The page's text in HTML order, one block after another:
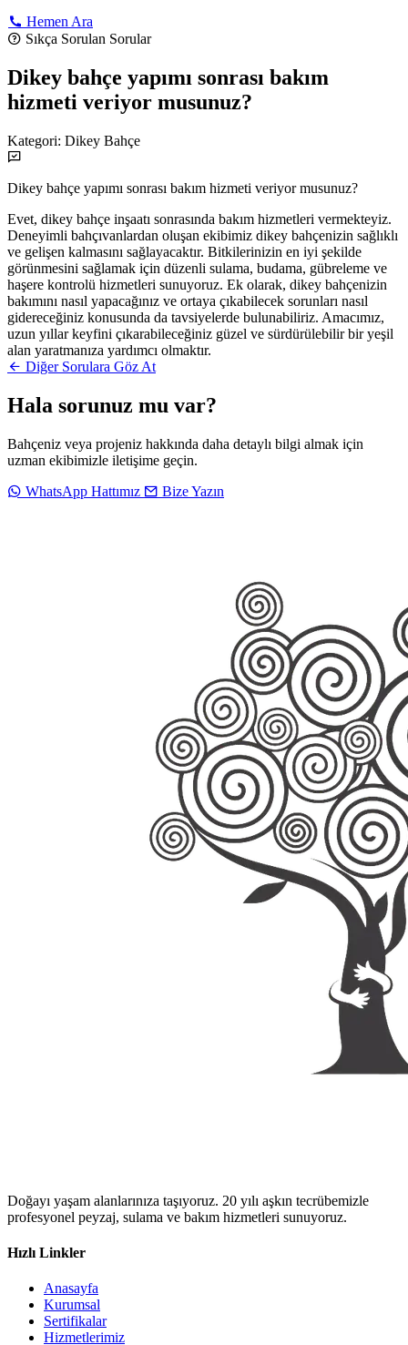
Hemen Ara
Sıkça Sorulan Sorular
Dikey bahçe yapımı sonrası bakım
hizmeti veriyor musunuz?
Kategori: Dikey Bahçe
Dikey bahçe yapımı sonrası bakım hizmeti veriyor musunuz?
Evet, dikey bahçe inşaatı sonrasında bakım hizmetleri vermekteyiz.
Deneyimli bahçıvanlardan oluşan ekibimiz dikey bahçenizin sağlıklı
ve gelişen kalmasını sağlayacaktır. Bitkilerinizin en iyi şekilde
görünmesini sağlamak için düzenli sulama, budama, gübreleme ve
haşere kontrolü hizmetleri sunuyoruz. Ek olarak, dikey bahçenizin
bakımını nasıl yapacağınız ve ortaya çıkabilecek sorunları nasıl
gidereceğiniz konusunda da tavsiyelerde bulunabiliriz. Amacımız,
uzun yıllar keyfini çıkarabileceğiniz güzel ve sürdürülebilir bir yeşil
alan yaratmanıza yardımcı olmaktır.
Diğer Sorulara Göz At
Hala sorunuz mu var?
Bahçeniz veya projeniz hakkında daha detaylı bilgi almak için
uzman ekibimizle iletişime geçin.
WhatsApp Hattımız
Bize Yazın
Doğayı yaşam alanlarınıza taşıyoruz. 20 yılı aşkın tecrübemizle
profesyonel peyzaj, sulama ve bakım hizmetleri sunuyoruz.
Hızlı Linkler
Anasayfa
Kurumsal
Sertifikalar
Hizmetlerimiz